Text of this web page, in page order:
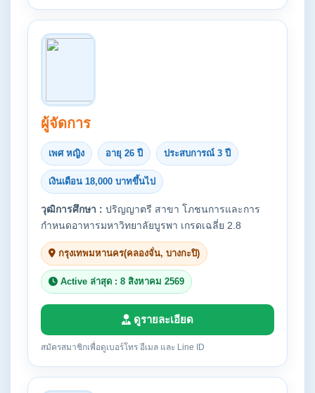
ผู้จัดการ
เพศ หญิง อายุ 26 ปี ประสบการณ์ 3 ปี
เงินเดือน 18,000 บาทขึ้นไป
วุฒิการศึกษา : ปริญญาตรี สาขา โภชนการและการ
กำหนดอาหารมหาวิทยาลัยบูรพา เกรดเฉลี่ย 2.8
กรุงเทพมหานคร(คลองจั่น, บางกะปิ)
Active ล่าสุด : 8 สิงหาคม 2569
ดูรายละเอียด
สมัครสมาชิกเพื่อดูเบอร์โทร อีเมล และ Line ID